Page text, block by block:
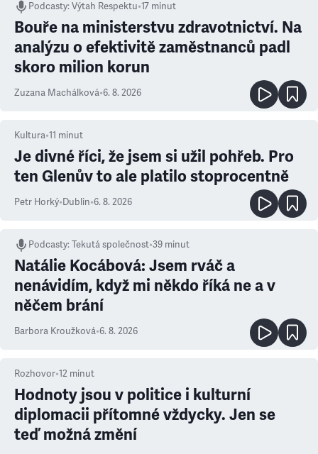
Podcasty:Výtah Respektu•17 minut
Bouře na ministerstvu zdravotnictví. Na
analýzu o efektivitě zaměstnanců padl
skoro milion korun
Zuzana Machálková•6. 8. 2026
Kultura•11 minut
Je divné říci, že jsem si užil pohřeb. Pro
ten Glenův to ale platilo stoprocentně
Petr Horký•Dublin•6. 8. 2026
Podcasty:Tekutá společnost•39 minut
Natálie Kocábová: Jsem rváč a
nenávidím, když mi někdo říká ne a v
něčem brání
Barbora Kroužková•6. 8. 2026
Rozhovor•12 minut
Hodnoty jsou v politice i kulturní
diplomacii přítomné vždycky. Jen se
teď možná změní